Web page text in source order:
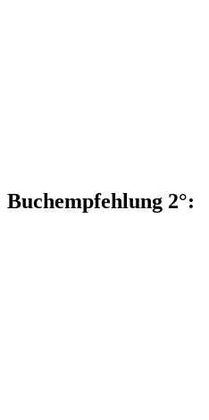
Buchempfehlung 2°: